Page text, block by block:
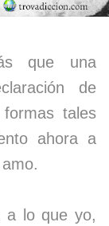
que una
de
tales
ahora a
a lo que yo,